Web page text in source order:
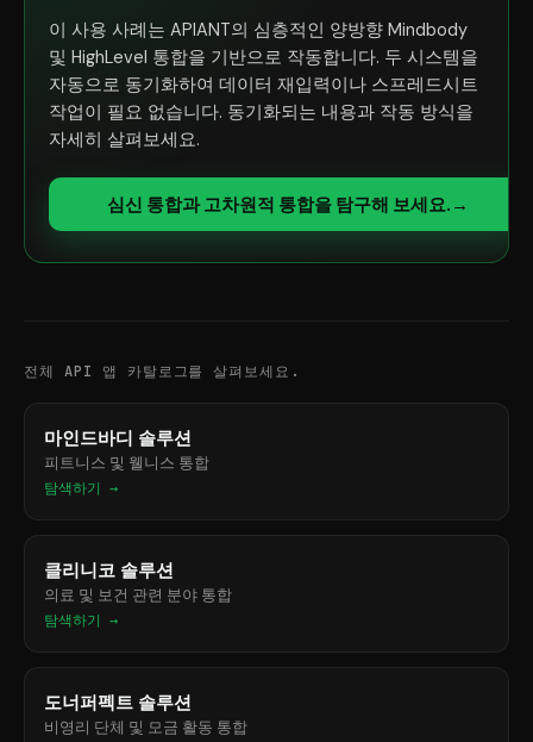
이 사용 사례는 APIANT의 심층적인 양방향 Mindbody
및 HighLevel 통합을 기반으로 작동합니다. 두 시스템을
자동으로 동기화하여 데이터 재입력이나 스프레드시트
작업이 필요 없습니다. 동기화되는 내용과 작동 방식을
자세히 살펴보세요.
심신 통합과 고차원적 통합을 탐구해 보세요. →
전체 API 앱 카탈로그를 살펴보세요.
마인드바디 솔루션
피트니스 및 웰니스 통합
탐색하기 →
클리니코 솔루션
의료 및 보건 관련 분야 통합
탐색하기 →
도너퍼펙트 솔루션
비영리 단체 및 모금 활동 통합